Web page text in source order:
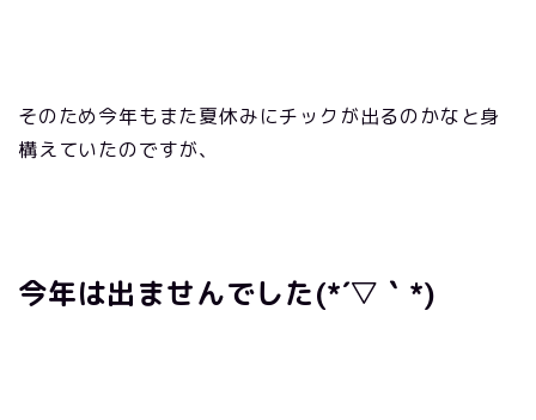
そのため今年もまた夏休みにチックが出るのかなと身
構えていたのですが、
今年は出ませんでした(*´▽｀*)